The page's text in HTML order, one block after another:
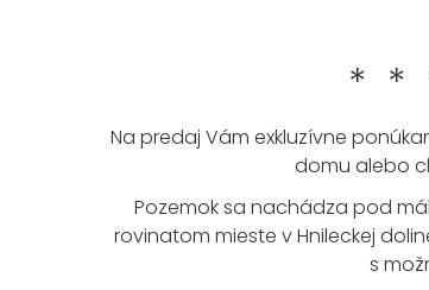
* *
Na predaj Vám exkluzívne
domu alebo
Pozemok sa nachádza pod
rovinatom mieste v Hnileckej
s